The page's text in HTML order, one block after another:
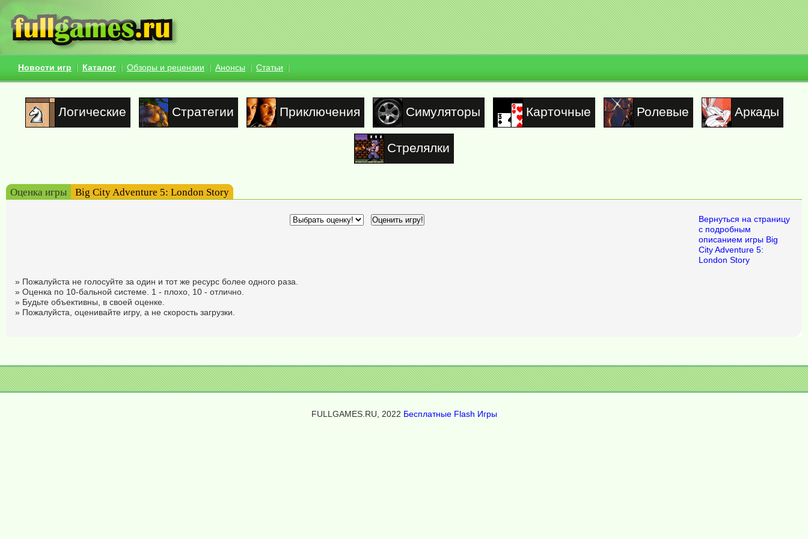
Новости игр Каталог Обзоры и рецензии Анонсы Статьи
Логические Стратегии Приключения Симуляторы Карточные Ролевые Аркады
Стрелялки
Оценка игры Big City Adventure 5: London Story
Вернуться на страницу
с подробным
описанием игры Big
City Adventure 5:
London Story
» Пожалуйста не голосуйте за один и тот же ресурс более одного раза.
» Оценка по 10-бальной системе. 1 - плохо, 10 - отлично.
» Будьте объективны, в своей оценке.
» Пожалуйста, оценивайте игру, а не скорость загрузки.
FULLGAMES.RU, 2022 Бесплатные Flash Игры